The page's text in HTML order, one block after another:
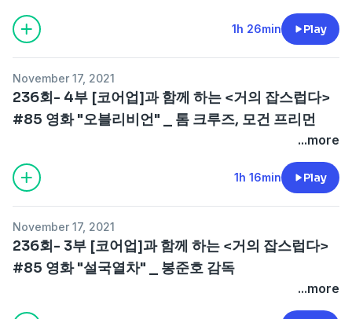
1h 26min Play
November 17, 2021
236회- 4부 [코어업]과 함께 하는 <거의 잡스럽다>
#85 영화 "오블리비언" _ 톰 크루즈, 모건 프리먼
...more
1h 16min Play
November 17, 2021
236회- 3부 [코어업]과 함께 하는 <거의 잡스럽다>
#85 영화 "설국열차" _ 봉준호 감독
...more